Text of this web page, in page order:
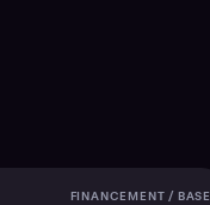
FINANCEMENT / BASE